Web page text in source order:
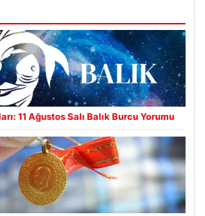
11 Ağustos Salı Balık Burcu Yorumu